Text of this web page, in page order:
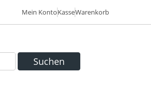
Mein KontoKasseWarenkorb
Suchen